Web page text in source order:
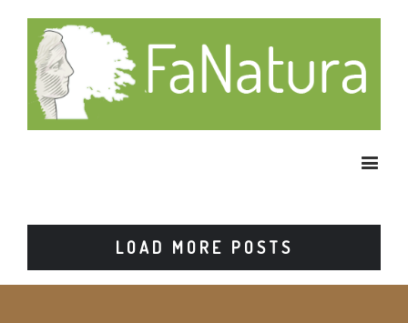
LOAD MORE POSTS